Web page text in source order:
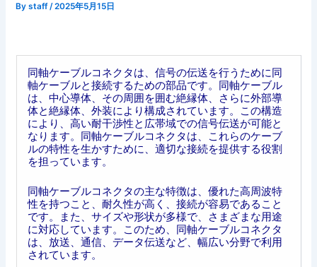
Bystaff /2025年5月15日
同軸ケーブルコネクタは、信号の伝送を行うために同
軸ケーブルと接続するための部品です。同軸ケーブル
は、中心導体、その周囲を囲む絶縁体、さらに外部導
体と絶縁体、外装により構成されています。この構造
により、高い耐干渉性と広帯域での信号伝送が可能と
なります。同軸ケーブルコネクタは、これらのケーブ
ルの特性を生かすために、適切な接続を提供する役割
を担っています。
同軸ケーブルコネクタの主な特徴は、優れた高周波特
性を持つこと、耐久性が高く、接続が容易であること
です。また、サイズや形状が多様で、さまざまな用途
に対応しています。このため、同軸ケーブルコネクタ
は、放送、通信、データ伝送など、幅広い分野で利用
されています。